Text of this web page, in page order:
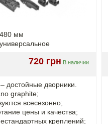
мм
универсальное
720 грн В наличии
достойные дворники.
graphite;
всесезонно;
цены и качества;
креплений;